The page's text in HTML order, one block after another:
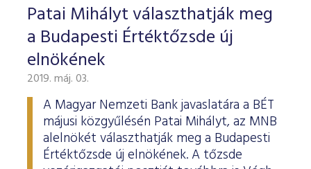
Patai Mihályt választhatják meg
a Budapesti Értéktőzsde új
elnökének
2019. máj. 03.
A Magyar Nemzeti Bank javaslatára a BÉT
májusi közgyűlésén Patai Mihályt, az MNB
alelnökét választhatják meg a Budapesti
Értéktőzsde új elnökének. A tőzsde